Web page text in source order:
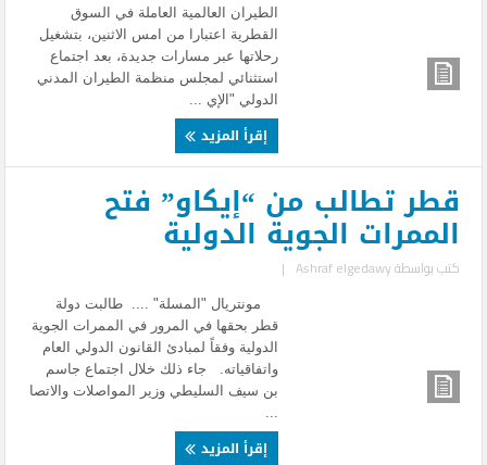
الطيران العالمية العاملة في السوق
القطرية اعتبارا من امس الاثنين، بتشغيل
رحلاتها عبر مسارات جديدة، بعد اجتماع
استثنائي لمجلس منظمة الطيران المدني
الدولي "الإي ...
إقرأ المزيد
قطر تطالب من “إيكاو” فتح
الممرات الجوية الدولية
كتب بواسطةAshraf elgedawy
|
مونتريال "المسلة" .... طالبت دولة
قطر بحقها في المرور في الممرات الجوية
الدولية وفقاً لمبادئ القانون الدولي العام
واتفاقياته. جاء ذلك خلال اجتماع جاسم
بن سيف السليطي وزير المواصلات والاتصا
إقرأ المزيد